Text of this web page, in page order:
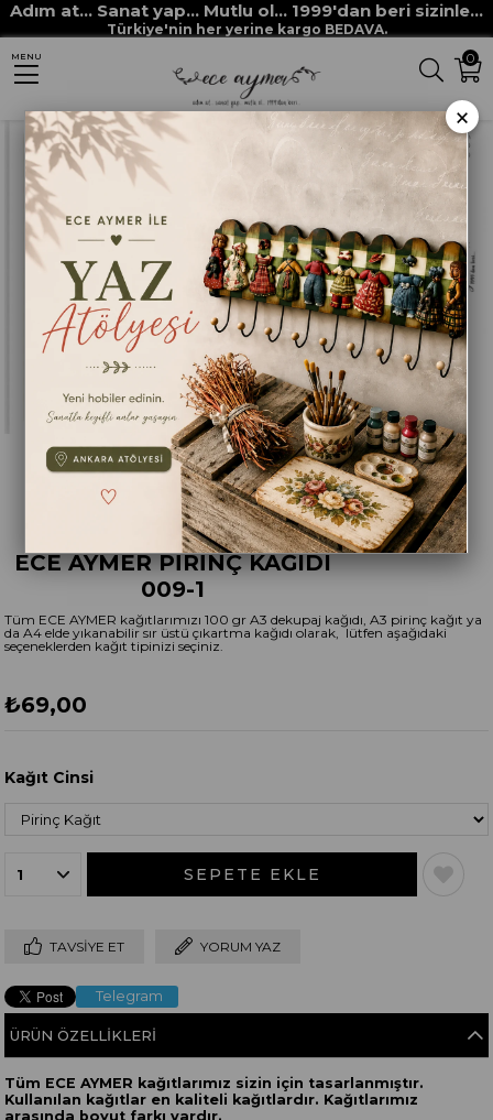
Adım at... Sanat yap... Mutlu ol... 1999'dan beri sizinle...
Türkiye'nin her yerine kargo BEDAVA.
0
MENU
Anasayfa DEKUPAJ KAĞITLARI ECE AYMER DEKUPAJ / PİRİNÇ KAĞITLARI
ÇİÇEK DEKUPAJLARI ECE AYMER PİRİNÇ KAĞIDI 009-1
ECE AYMER PİRİNÇ KAĞIDI
009-1
Tüm ECE AYMER kağıtlarımızı 100 gr A3 dekupaj kağıdı, A3 pirinç kağıt ya
da A4 elde yıkanabilir sır üstü çıkartma kağıdı olarak, lütfen aşağıdaki
seçeneklerden kağıt tipinizi seçiniz.
₺69,00
Kağıt Cinsi
TAVSIYE ET YORUM YAZ
Telegram
ÜRÜN ÖZELLIKLERI
Tüm ECE AYMER kağıtlarımız sizin için tasarlanmıştır.
Kullanılan kağıtlar en kaliteli kağıtlardır. Kağıtlarımız
arasında boyut farkı vardır.
×